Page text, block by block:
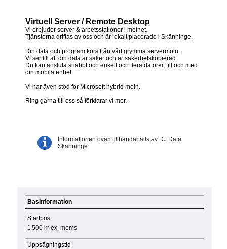
Virtuell Server / Remote Desktop
Vi erbjuder server & arbetsstationer i molnet.
Tjänsterna driftas av oss och är lokalt placerade i Skänninge.
Din data och program körs från vårt grymma servermoln.
Vi ser till att din data är säker och är säkerhetskopierad.
Du kan ansluta snabbt och enkelt och flera datorer, till och med
din mobila enhet.
Vi har även stöd för Microsoft hybrid moln.
Ring gärna till oss så förklarar vi mer.
Informationen ovan tillhandahålls av DJ Data
Skänninge
Basinformation
Startpris
1 500 kr ex. moms
Uppsägningstid